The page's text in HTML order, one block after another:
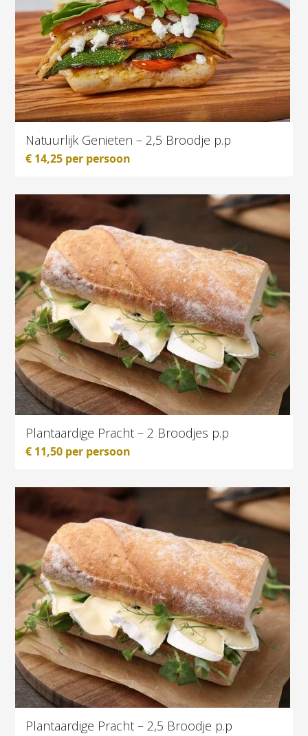
Natuurlijk Genieten – 2,5 Broodje p.p
€ 14,25 per persoon
Plantaardige Pracht – 2 Broodjes p.p
€ 11,50 per persoon
Plantaardige Pracht – 2,5 Broodje p.p